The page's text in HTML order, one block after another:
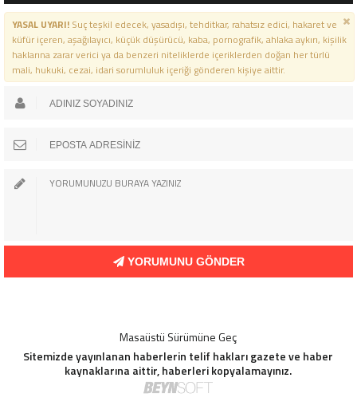
YASAL UYARI!Suç teşkil edecek, yasadışı, tehditkar, rahatsız edici, hakaret ve
küfür içeren, aşağılayıcı, küçük düşürücü, kaba, pornografik, ahlaka aykırı, kişilik
haklarına zarar verici ya da benzeri niteliklerde içeriklerden doğan her türlü
mali, hukuki, cezai, idari sorumluluk içeriği gönderen kişiye aittir.
YORUMUNU GÖNDER
Masaüstü Sürümüne Geç
Sitemizde yayınlanan haberlerin telif hakları gazete ve haber
kaynaklarına aittir, haberleri kopyalamayınız.